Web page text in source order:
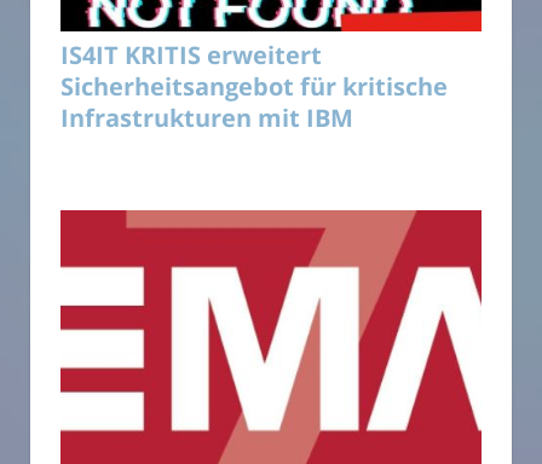
IS4IT KRITIS erweitert
Sicherheitsangebot für kritische
Infrastrukturen mit IBM